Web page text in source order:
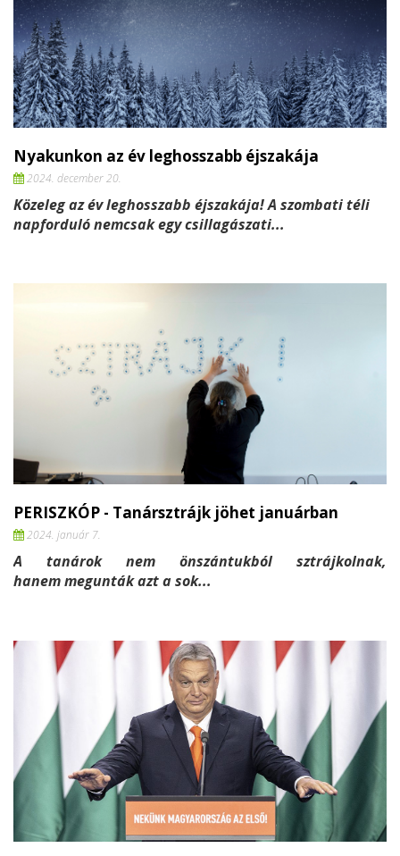
Nyakunkon az év leghosszabb éjszakája
2024. december 20.
Közeleg az év leghosszabb éjszakája! A szombati téli
napforduló nemcsak egy csillagászati...
PERISZKÓP - Tanársztrájk jöhet januárban
2024. január 7.
A tanárok nem önszántukból sztrájkolnak,
hanem megunták azt a sok...